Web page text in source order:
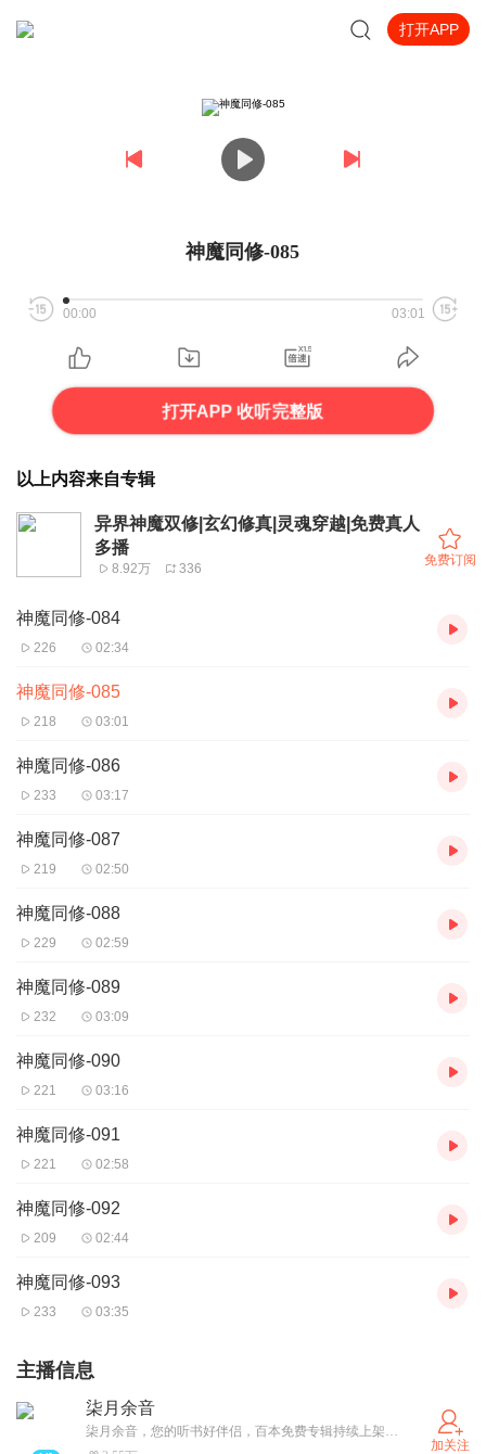
打开APP
神魔同修-085
00:00 03:01
打开APP 收听完整版
以上内容来自专辑
异界神魔双修|玄幻修真|灵魂穿越|免费真人
多播
8.92万 336
免费订阅
神魔同修-084
226 02:34
神魔同修-085
218 03:01
神魔同修-086
233 03:17
神魔同修-087
219 02:50
神魔同修-088
229 02:59
神魔同修-089
232 03:09
神魔同修-090
221 03:16
神魔同修-091
221 02:58
神魔同修-092
209 02:44
神魔同修-093
233 03:35
主播信息
柒月余音
柒月余音，您的听书好伴侣，百本免费专辑持续上架更新中，悬疑恐怖/都市爽文/古/现言情/总裁豪门/玄幻修仙/穿越重生/虚拟网游等等应有尽有，期待小耳朵儿们的光临，免费畅听哦！！
加关注